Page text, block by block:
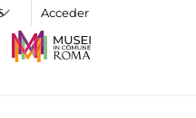
Acceder